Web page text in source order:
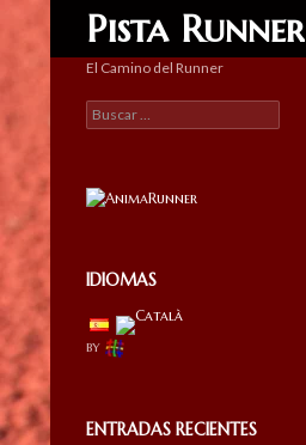
Pista Runner
Buscar
El Camino del Runner
Buscar:
IDIOMAS
by
ENTRADAS RECIENTES